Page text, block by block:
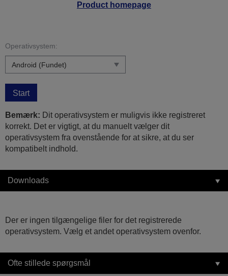
Product homepage
Operativsystem:
Start
Bemærk: Dit operativsystem er muligvis ikke registreret
korrekt. Det er vigtigt, at du manuelt vælger dit
operativsystem fra ovenstående for at sikre, at du ser
kompatibelt indhold.
Downloads
Der er ingen tilgængelige filer for det registrerede
operativsystem. Vælg et andet operativsystem ovenfor.
Ofte stillede spørgsmål